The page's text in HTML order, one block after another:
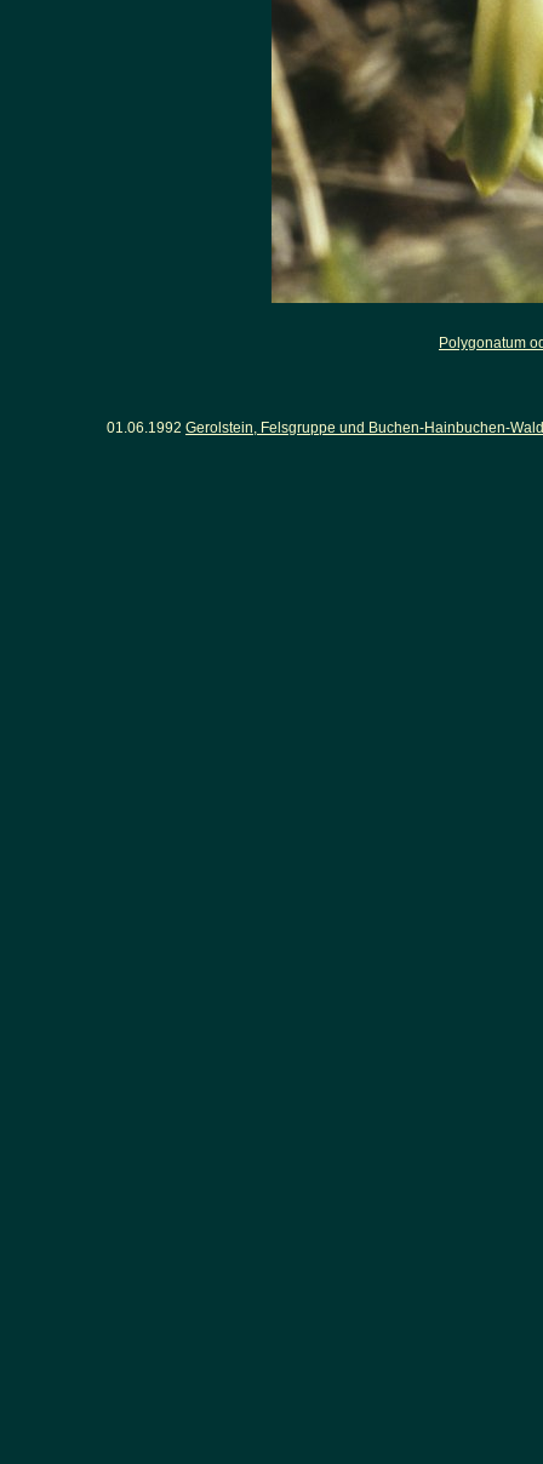
Polygonatum
01.06.1992 Gerolstein, Felsgruppe und Buchen-Hainbuchen-